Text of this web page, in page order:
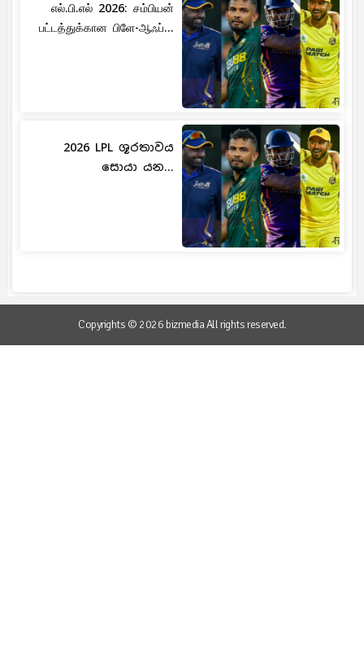
எல்.பி.எல் 2026: சம்பியன்
பட்டத்துக்கான பிளே-ஆஃப்...
2026 LPL ශූරතාවය
සොයා යන...
Copyrights © 2026 bizmedia All rights reserved.